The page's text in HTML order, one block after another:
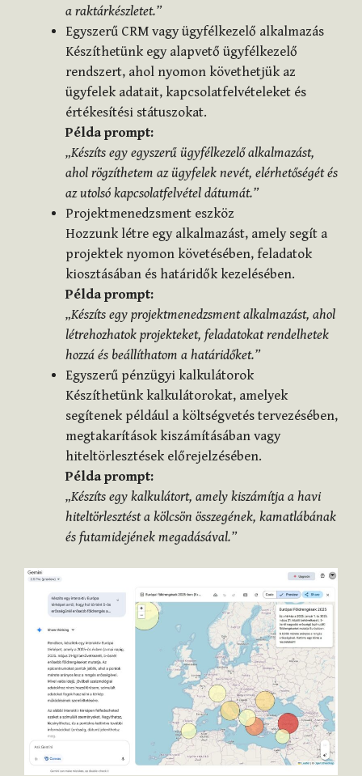
a raktárkészletet.”
Egyszerű CRM vagy ügyfélkezelő alkalmazás
Készíthetünk egy alapvető ügyfélkezelő
rendszert, ahol nyomon követhetjük az
ügyfelek adatait, kapcsolatfelvételeket és
értékesítési státuszokat.
Példa prompt:
„Készíts egy egyszerű ügyfélkezelő alkalmazást,
ahol rögzíthetem az ügyfelek nevét, elérhetőségét és
az utolsó kapcsolatfelvétel dátumát.”
Projektmenedzsment eszköz
Hozzunk létre egy alkalmazást, amely segít a
projektek nyomon követésében, feladatok
kiosztásában és határidők kezelésében.
Példa prompt:
„Készíts egy projektmenedzsment alkalmazást, ahol
létrehozhatok projekteket, feladatokat rendelhetek
hozzá és beállíthatom a határidőket.”
Egyszerű pénzügyi kalkulátorok
Készíthetünk kalkulátorokat, amelyek
segítenek például a költségvetés tervezésében,
megtakarítások kiszámításában vagy
hiteltörlesztések előrejelzésében.
Példa prompt:
„Készíts egy kalkulátort, amely kiszámítja a havi
hiteltörlesztést a kölcsön összegének, kamatlábának
és futamidejének megadásával.”